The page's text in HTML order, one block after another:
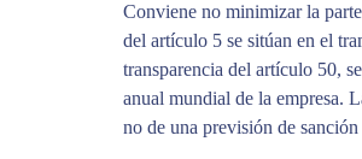
Conviene no minimizar la
del artículo 5 se sitúan en el
transparencia del artículo 50,
anual mundial de la empresa.
no de una previsión de